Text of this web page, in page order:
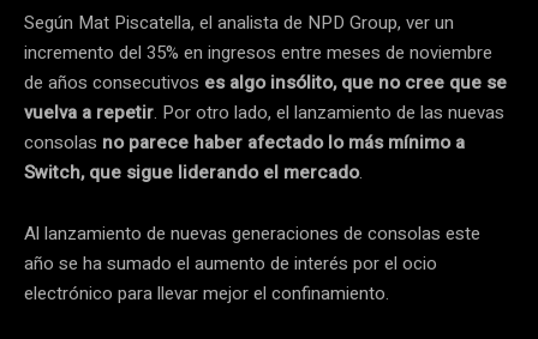
Según Mat Piscatella, el analista de NPD Group, ver un
incremento del 35% en ingresos entre meses de noviembre
de años consecutivos es algo insólito, que no cree que se
vuelva a repetir. Por otro lado, el lanzamiento de las nuevas
consolas no parece haber afectado lo más mínimo a
Switch, que sigue liderando el mercado.
Al lanzamiento de nuevas generaciones de consolas este
año se ha sumado el aumento de interés por el ocio
electrónico para llevar mejor el confinamiento.